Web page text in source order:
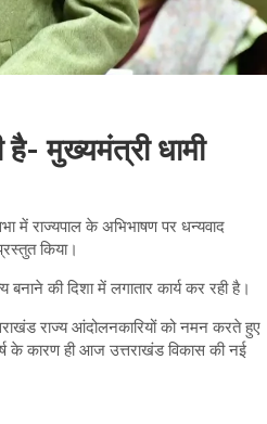
मुख्यमंत्री धामी
में राज्यपाल के अभिभाषण पर धन्यवाद
किया।
की दिशा में लगातार कार्य कर रही है।
राज्य आंदोलनकारियों को नमन करते हुए
के कारण ही आज उत्तराखंड विकास की नई